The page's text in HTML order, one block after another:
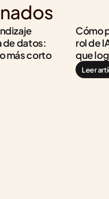
de datos:
más corto
Cómo
rol de
que
Leer